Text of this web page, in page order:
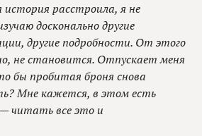
расстроила, я не
досконально другие
другие подробности. От этого
не становится. Отпускает меня
бы пробитая броня снова
Мне кажется, в этом есть
читать все это и